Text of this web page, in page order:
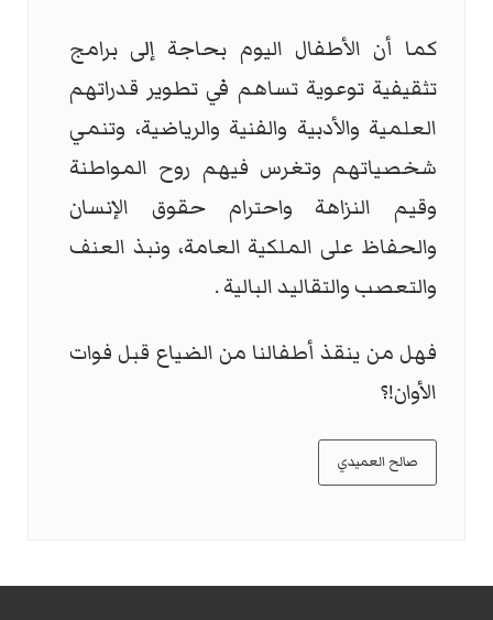
كما أن الأطفال اليوم بحاجة إلى برامج
تثقيفية توعوية تساهم في تطوير قدراتهم
العلمية والأدبية والفنية والرياضية، وتنمي
شخصياتهم وتغرس فيهم روح المواطنة
وقيم النزاهة واحترام حقوق الإنسان
والحفاظ على الملكية العامة، ونبذ العنف
والتعصب والتقاليد البالية .
فهل من ينقذ أطفالنا من الضياع قبل فوات
الأوان!؟
صالح العميدي